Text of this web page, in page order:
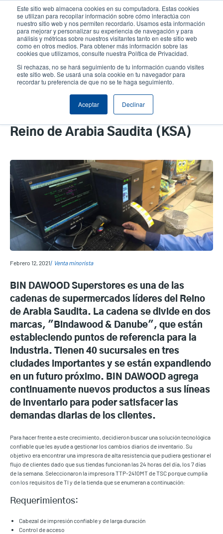
Este sitio web almacena cookies en su computadora. Estas cookies
se utilizan para recopilar información sobre cómo interactúa con
nuestro sitio web y nos permiten recordarlo. Usamos esta información
para mejorar y personalizar su experiencia de navegación y para
análisis y métricas sobre nuestros visitantes tanto en este sitio web
como en otros medios. Para obtener más información sobre las
cookies que utilizamos, consulte nuestra Política de Privacidad.
Si rechazas, no se hará seguimiento de tu información cuando visites
este sitio web. Se usará una sola cookie en tu navegador para
recordar tu preferencia de que no se te haga seguimiento.
Aceptar Declinar
contenido
principal
User
account
menu
User
Header
Selector de productos
El TTP-2410MT se instaló con
éxito en un minorista líder en el
Reino de Arabia Saudita (KSA)
Febrero 12, 2021 Venta minorista
BIN DAWOOD Superstores es una de las
cadenas de supermercados líderes del Reino
de Arabia Saudita. La cadena se divide en dos
marcas, "Bindawood & Danube", que están
estableciendo puntos de referencia para la
industria. Tienen 40 sucursales en tres
ciudades importantes y se están expandiendo
en un futuro próximo. BIN DAWOOD agrega
continuamente nuevos productos a sus líneas
de inventario para poder satisfacer las
demandas diarias de los clientes.
Para hacer frente a este crecimiento, decidieron buscar una solución tecnológica
confiable que les ayude a gestionar los cambios diarios de inventario. Su
objetivo era encontrar una impresora de alta resistencia que pudiera gestionar el
flujo de clientes dado que sus tiendas funcionan las 24 horas del día, los 7 días
de la semana. Seleccionaron la impresora TTP-2410MT de TSC porque cumplía
con los requisitos de TI y de la tienda que se enumeran a continuación:
Requerimientos:
Cabezal de impresión confiable y de larga duración
Control de acceso